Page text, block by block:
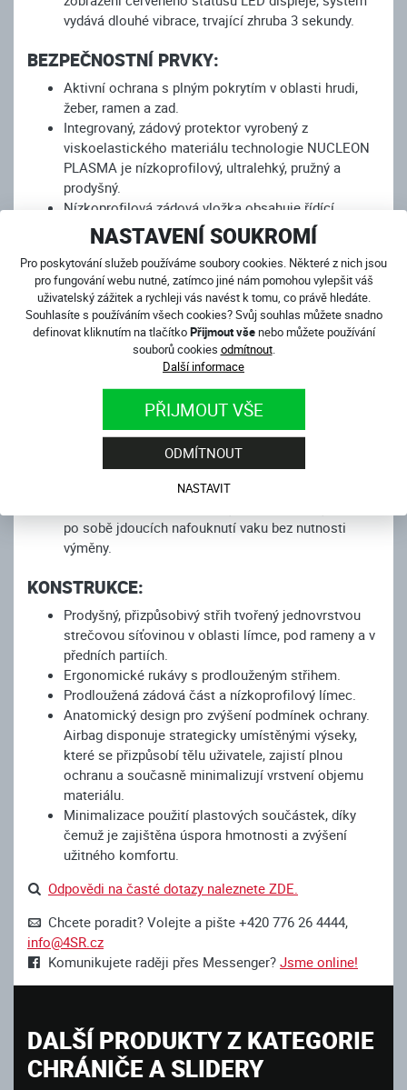
NASTAVENÍ SOUKROMÍ
Pro poskytování služeb používáme soubory cookies. Některé z nich jsou
pro fungování webu nutné, zatímco jiné nám pomohou vylepšit váš
uživatelský zážitek a rychleji vás navést k tomu, co právě hledáte.
Souhlasíte s používáním všech cookies? Svůj souhlas můžete snadno
definovat kliknutím na tlačítkoPřijmout všenebo můžete používání
souborů cookies odmítnout.
Další informace
PŘIJMOUT VŠE
ODMÍTNOUT
NASTAVIT
vydává dlouhé vibrace, trvající zhruba 3 sekundy.
BEZPEČNOSTNÍ PRVKY:
Aktivní ochrana s plným pokrytím v oblasti hrudi,
žeber, ramen a zad.
Integrovaný, zádový protektor vyrobený z
viskoelastického materiálu technologie NUCLEON
PLASMA je nízkoprofilový, ultralehký, pružný a
prodyšný.
Nízkoprofilová zádová vložka obsahuje řídící
jednotku a bombičku. Díky tomu je vesta
"neviditelná" při nošení pod bundou/kombinézou.
Produkt je CE certifikovaný a všechny ochranné
prvky spadají do kategorie II osobních ochranných
pomůcek dle nařízení EU 2016/425 a jsou také v
souladu z Anglickou legislativou.
Pasivní ochrana v podobě vložky zádového
protektoru je CE certifikovaná dle EN1621-2:2014
Level 1.
Aktivní ochrana v podobě airbagu je CE
certifikovaná dle EN 1621-4:2013 Level 1.
Kompletní systém je CE certifikovaný jako
ochranné oblečení na motocykl dle EN 17092-
6:2020 s klasifikací C pro vnitřní vrstvy oblečení.
po sobě jdoucích nafouknutí vaku bez nutnosti
výměny.
KONSTRUKCE:
Prodyšný, přizpůsobivý střih tvořený jednovrstvou
strečovou síťovinou v oblasti límce, pod rameny a v
předních partiích.
Ergonomické rukávy s prodlouženým střihem.
Prodloužená zádová část a nízkoprofilový límec.
Anatomický design pro zvýšení podmínek ochrany.
Airbag disponuje strategicky umístěnými výseky,
které se přizpůsobí tělu uživatele, zajistí plnou
ochranu a současně minimalizují vrstvení objemu
materiálu.
Minimalizace použití plastových součástek, díky
čemuž je zajištěna úspora hmotnosti a zvýšení
užitného komfortu.
Odpovědi na časté dotazy naleznete ZDE.
Chcete poradit? Volejte a pište +420 776 26 4444,
info@4SR.cz
Komunikujete raději přes Messenger? Jsme online!
DALŠÍ PRODUKTY Z KATEGORIE
CHRÁNIČE A SLIDERY